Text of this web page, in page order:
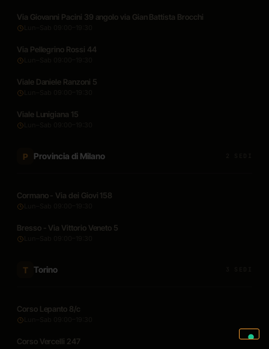
Via Giovanni Pacini 39 angolo via Gian Battista Brocchi
Via Pellegrino Rossi 44
Viale Daniele Ranzoni 5
Viale Lunigiana 15
P Provincia di Milano
Cormano - Via dei Giovi 158
Bresso - Via Vittorio Veneto 5
T Torino
Corso Lepanto 8/c
Corso Vercelli 247